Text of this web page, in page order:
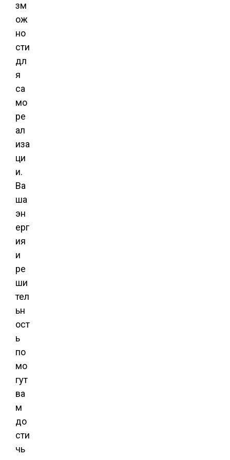
зм
ож
но
сти
дл
я
са
мо
ре
ал
иза
ци
и.
Ва
ша
эн
ерг
ия
и
ре
ши
тел
ьн
ост
ь
по
мо
гут
ва
м
до
сти
чь